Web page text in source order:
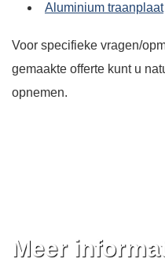
Aluminium traanplaat
Voor specifieke vragen/
gemaakte offerte kunt u
opnemen.
Meer